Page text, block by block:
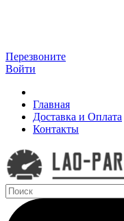
Перезвоните
Войти
Главная
Доставка и Оплата
Контакты